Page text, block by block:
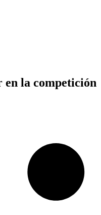
en la competición